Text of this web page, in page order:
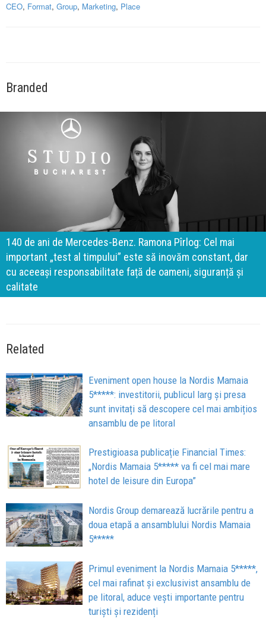
CEO, Format, Group, Marketing, Place
Branded
140 de ani de Mercedes-Benz. Ramona Pîrlog: Cel mai
important „test al timpului” este să inovăm constant, dar
cu aceeași responsabilitate față de oameni, siguranță și
calitate
Related
Eveniment open house la Nordis Mamaia
5*****: investitorii, publicul larg și presa
sunt invitați să descopere cel mai ambițios
ansamblu de pe litoral
Prestigioasa publicație Financial Times:
„Nordis Mamaia 5***** va fi cel mai mare
hotel de leisure din Europa”
Nordis Group demarează lucrările pentru a
doua etapă a ansamblului Nordis Mamaia
5*****
Primul eveniment la Nordis Mamaia 5*****,
cel mai rafinat și exclusivist ansamblu de
pe litoral, aduce vești importante pentru
turiști și rezidenți